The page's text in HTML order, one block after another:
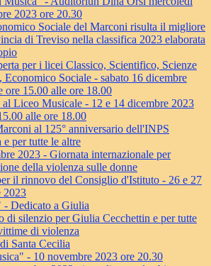
2023 ore 20.30
Sociale del Marconi risulta il migliore
di Treviso nella classifica 2023 elaborata
per i licei Classico, Scientifico, Scienze
Economico Sociale - sabato 16 dicembre
ore 15.00 alle ore 18.00
al Liceo Musicale - 12 e 14 dicembre 2023
alle ore 18.00
al 125° anniversario dell'INPS
per tutte le altre
2023 - Giornata internazionale per
della violenza sulle donne
il rinnovo del Consiglio d'Istituto - 26 e 27
2023
- Dedicato a Giulia
di silenzio per Giulia Cecchettin e per tutte
di violenza
Santa Cecilia
- 10 novembre 2023 ore 20.30